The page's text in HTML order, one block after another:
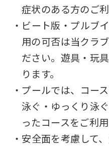
症状のある方のご
・ビート版・プルブ
用の可否は当クラ
ださい。遊具・玩
ります。
・プールでは、コー
泳ぐ・ゆっくり泳
ったコースをご利用
・安全面を考慮して